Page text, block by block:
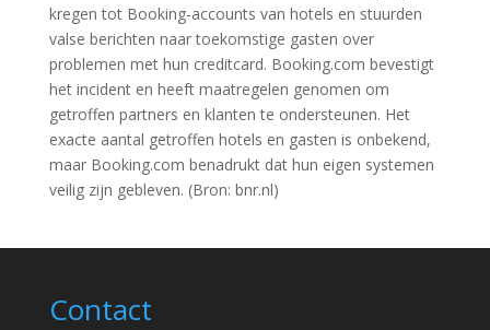
kregen tot Booking-accounts van hotels en stuurden
valse berichten naar toekomstige gasten over
problemen met hun creditcard. Booking.com bevestigt
het incident en heeft maatregelen genomen om
getroffen partners en klanten te ondersteunen. Het
exacte aantal getroffen hotels en gasten is onbekend,
maar Booking.com benadrukt dat hun eigen systemen
veilig zijn gebleven. (Bron: bnr.nl)
Contact